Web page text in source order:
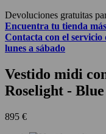
Devoluciones gratuitas
Encuentra tu tienda
Contacta con el servicio
lunes a sábado
Vestido midi
Roselight -
895 €